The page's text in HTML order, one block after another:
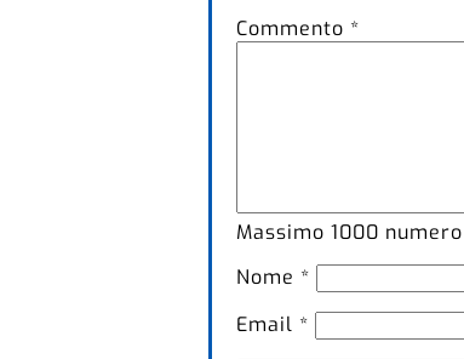
Commento *
Massimo 1000
Nome *
Email *